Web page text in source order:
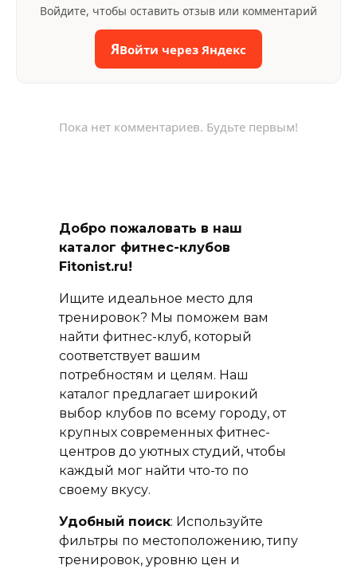
Войдите, чтобы оставить отзыв или комментарий
ЯВойти через Яндекс
Пока нет комментариев. Будьте первым!
Добро пожаловать в наш
каталог фитнес-клубов
Fitonist.ru!
Ищите идеальное место для
тренировок? Мы поможем вам
найти фитнес-клуб, который
соответствует вашим
потребностям и целям. Наш
каталог предлагает широкий
выбор клубов по всему городу, от
крупных современных фитнес-
центров до уютных студий, чтобы
каждый мог найти что-то по
своему вкусу.
Удобный поиск: Используйте
фильтры по местоположению, типу
тренировок, уровню цен и